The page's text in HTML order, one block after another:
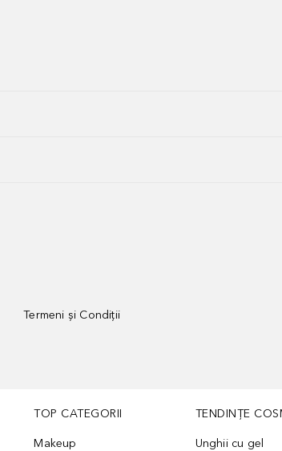
Termeni și Condiții
TOP CATEGORII
Makeup
TENDINȚE
Unghii cu gel